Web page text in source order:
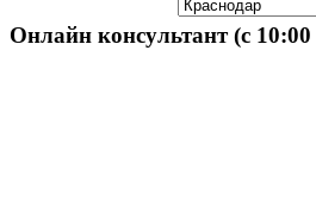
Онлайн консультант (с